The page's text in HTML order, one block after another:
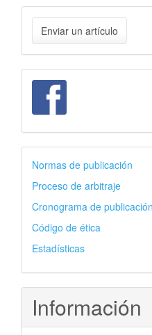
Enviar
un
artículo
Enviar un artículo
facebook
autores
Normas de publicación
Proceso de arbitraje
Cronograma de publicación
Código de ética
Estadísticas
Información